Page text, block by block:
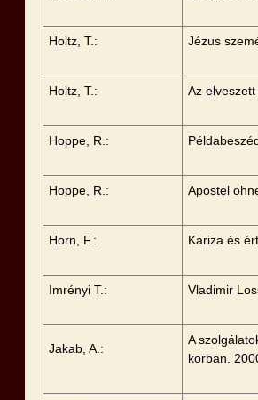
Holtz, T.: Jézus
Holtz, T.: Az
Hoppe, R.:
Hoppe, R.: Apostel
Horn, F.: Kariza és
Imrényi T.: Vladimir
Jakab, A.:
A
korban.